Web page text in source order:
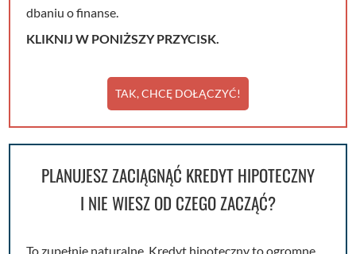
dbaniu o finanse.
KLIKNIJ W PONIŻSZY PRZYCISK.
TAK, CHCĘ DOŁĄCZYĆ!
PLANUJESZ ZACIĄGNĄĆ KREDYT HIPOTECZNY
I NIE WIESZ OD CZEGO ZACZĄĆ?
To zupełnie naturalne. Kredyt hipoteczny to ogromne